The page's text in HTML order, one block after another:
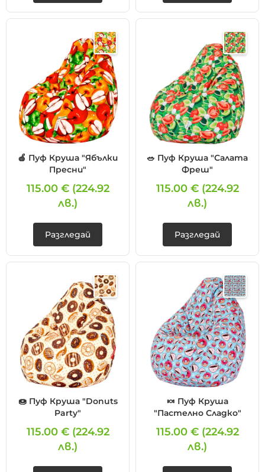
🍎 Пуф Круша "Ябълки
Пресни"
115.00 € (224.92
лв.)
Разгледай
🥗 Пуф Круша "Салата
Фреш"
115.00 € (224.92
лв.)
Разгледай
🍩 Пуф Круша "Donuts
Party"
115.00 € (224.92
лв.)
🍬 Пуф Круша
"Пастелно Сладко"
115.00 € (224.92
лв.)